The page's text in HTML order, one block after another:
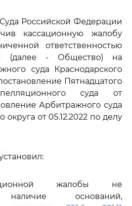
Российской Федерации
кассационную жалобу
ответственностью
1" (далее - Общество) на
суда Краснодарского
Пятнадцатого
суда от
Арбитражного суда
округа от 05.12.2022 по делу
жалобы не
наличие оснований,